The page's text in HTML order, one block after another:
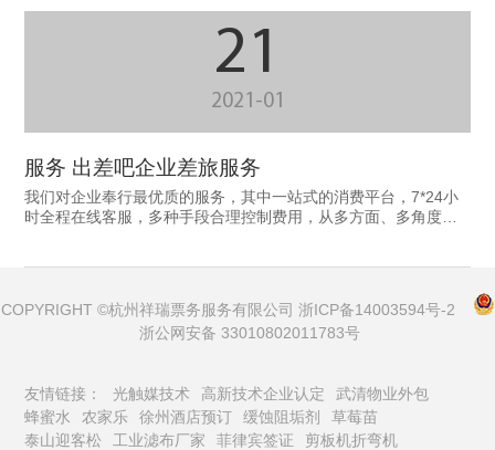
21
2021-01
服务 出差吧企业差旅服务
我们对企业奉行最优质的服务，其中一站式的消费平台，7*24小
时全程在线客服，多种手段合理控制费用，从多方面、多角度提
捷，选择就选最优的——出差吧！
COPYRIGHT ©杭州祥瑞票务服务有限公司 浙ICP备14003594号-2
浙公网安备 33010802011783号
友情链接： 光触媒技术 高新技术企业认定
武清物业外包
蜂蜜水
农家乐 徐州酒店预订 缓蚀阻垢剂
草莓苗
泰山迎客松
工业滤布厂家 菲律宾签证 剪板机折弯机